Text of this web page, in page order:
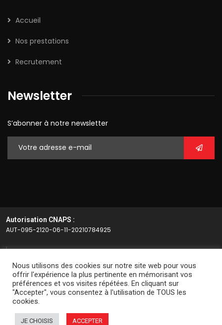
Accueil
Nos prestations
Recrutement
Newsletter
S’abonner à notre newsletter
Autorisation CNAPS :
AUT-095-2120-06-11-20210784925
Article L.612-14 du CSI
L’autorisation d’exercice ne confère aucune prérogative de
puissance publique à l’entreprise ou aux personnes qui en
bénéficient.
Nous utilisons des cookies sur notre site web pour vous
offrir l'expérience la plus pertinente en mémorisant vos
préférences et vos visites répétées. En cliquant sur
"Accepter", vous consentez à l'utilisation de TOUS les
cookies.
JE CHOISIS ACCEPTER